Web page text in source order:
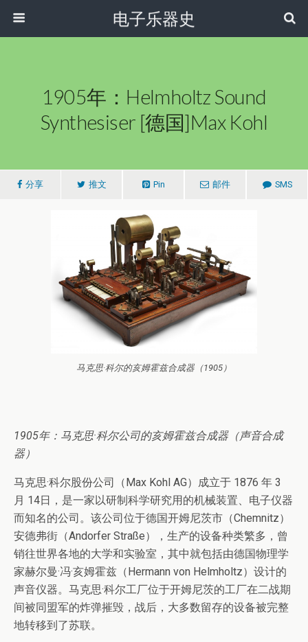
电子乐器史
1905年：Helmholtz Sound
Synthesiser [德国]Max Kohl
分享 推文 Pin 邮件 SMS
马克思·科尔的亥姆霍兹合成器（1905）
1905年：马克思·科尔公司的亥姆霍兹合成器（声音合成
器）
马克思·科尔股份公司（Max Kohl AG）成立于 1876 年 3
月 14日，是一家以研制科学研究用的机械装置、电子仪器
而知名的公司。该公司位于德国开姆尼茨市（Chemnitz）
安德弗街（Andorfer Straße），生产的设备种类繁多，曾
销往世界各地的大学和实验室，其中就包括由德国物理学
家赫尔曼·冯·亥姆霍兹（Hermann von Helmholtz）设计的
声音仪器。马克思·科尔工厂位于开姆尼茨的工厂在二战期
间被同盟军的炸弹摧毁，战后，大多数留存的设备被完整
地转移到了苏联。